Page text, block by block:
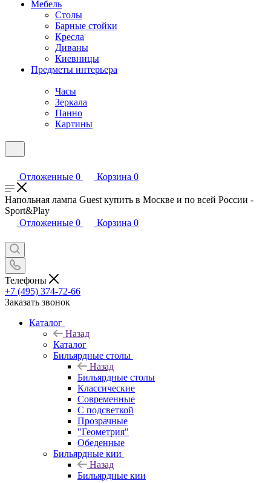
Мебель
Столы
Барные стойки
Кресла
Диваны
Киевницы
Предметы интерьера
Часы
Зеркала
Панно
Картины
Отложенные 0 Корзина 0
Напольная лампа Guest купить в Москве и по всей России -
Sport&Play
Отложенные 0 Корзина 0
Телефоны
+7 (495) 374-72-66
Заказать звонок
Каталог
Назад
Каталог
Бильярдные столы
Назад
Бильярдные столы
Классические
Современные
С подсветкой
Прозрачные
"Геометрия"
Обеденные
Бильярдные кии
Назад
Бильярдные кии